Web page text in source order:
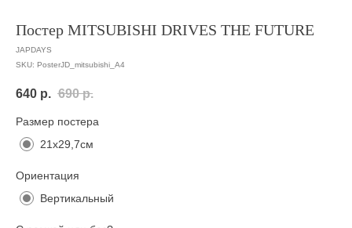
Постер MITSUBISHI DRIVES THE FUTURE
JAPDAYS
SKU: PosterJD_mitsubishi_A4
640 р. 690 р.
Размер постера
21х29,7см
Ориентация
Вертикальный